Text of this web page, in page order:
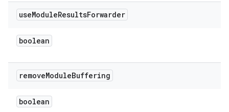
useModuleResultsForwarder
boolean
removeModuleBuffering
boolean